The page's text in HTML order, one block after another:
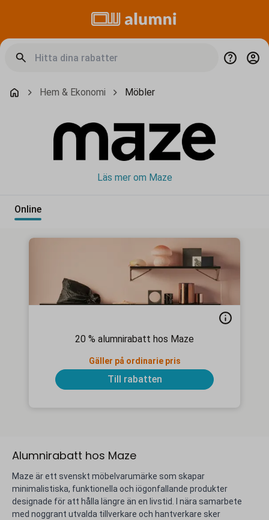
Hem & Ekonomi Möbler
Läs mer om Maze
Online
20 % alumnirabatt hos Maze
Gäller på ordinarie pris
Till rabatten
Alumnirabatt hos Maze
Maze är ett svenskt möbelvarumärke som skapar
minimalistiska, funktionella och iögonfallande produkter
designade för att hålla längre än en livstid. I nära samarbete
med noggrant utvalda tillverkare och hantverkare sker